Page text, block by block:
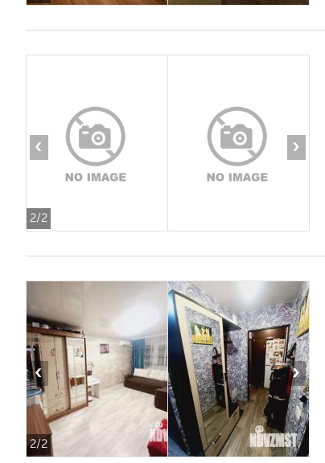
2/2
‹ ›
2/2
‹ ›